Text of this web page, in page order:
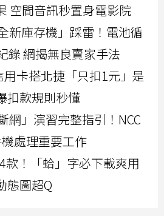
空間音訊秒置身電影院
新庫存機」踩雷！電池循
錄 網揭無良賣家手法
用卡搭北捷「只扣1元」是
扣款規則秒懂
網」演習完整指引！NCC
處理重要工作
款！「蛤」字必下載爽用
態圖超Q